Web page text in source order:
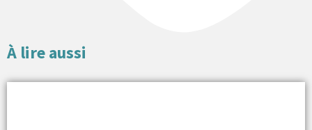
À lire aussi